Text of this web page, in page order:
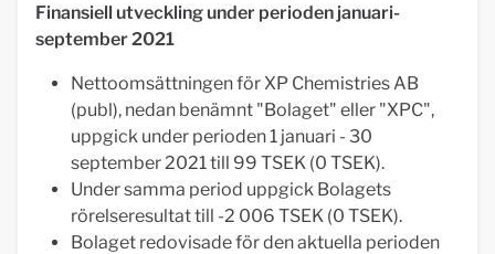
Finansiell utveckling under perioden januari-
september 2021
Nettoomsättningen för XP Chemistries AB
(publ), nedan benämnt "Bolaget" eller "XPC",
uppgick under perioden 1 januari - 30
september 2021 till 99 TSEK (0 TSEK).
Under samma period uppgick Bolagets
rörelseresultat till -2 006 TSEK (0 TSEK).
Bolaget redovisade för den aktuella perioden